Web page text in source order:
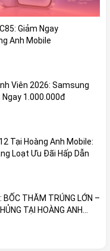
Giảm Ngay
Anh Mobile
Viên 2026: Samsung
Ngay 1.000.000đ
Tại Hoàng Anh Mobile:
Loạt Ưu Đãi Hấp Dẫn
BỐC THĂM TRÚNG LỚN –
TẠI HOÀNG ANH